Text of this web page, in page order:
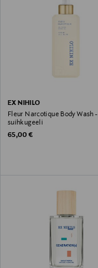
EX NIHILO
Fleur Narcotique Body Wash -
suihkugeeli
Original Price
65,00 €